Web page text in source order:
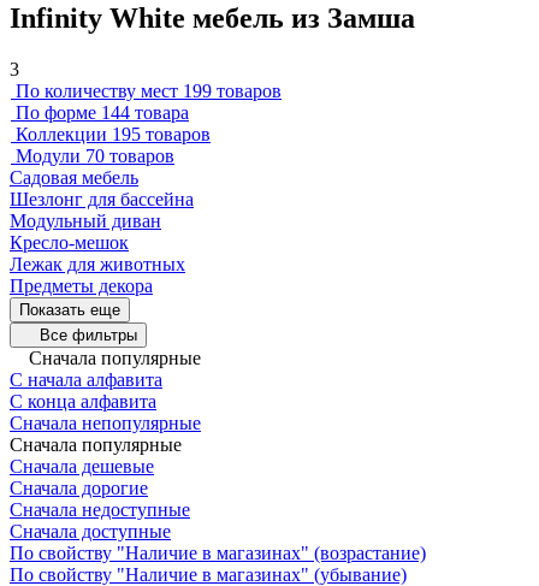
Infinity White мебель из Замша
3
По количеству мест 199 товаров
По форме 144 товара
Коллекции 195 товаров
Модули 70 товаров
Садовая мебель
Шезлонг для бассейна
Модульный диван
Кресло-мешок
Лежак для животных
Предметы декора
Показать еще
Все фильтры
Сначала популярные
С начала алфавита
С конца алфавита
Сначала непопулярные
Сначала популярные
Сначала дешевые
Сначала дорогие
Сначала недоступные
Сначала доступные
По свойству "Наличие в магазинах" (возрастание)
По свойству "Наличие в магазинах" (убывание)